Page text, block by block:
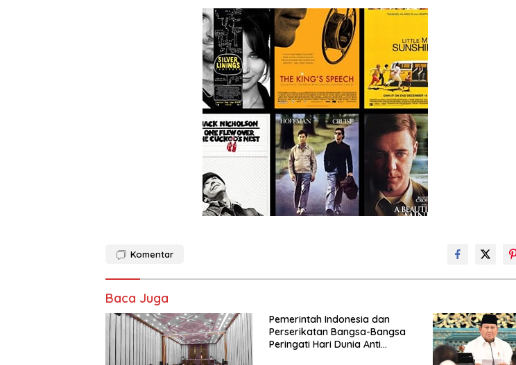
Komentar
Baca Juga
Pemerintah Indonesia dan
Perserikatan Bangsa-Bangsa
Peringati Hari Dunia Anti